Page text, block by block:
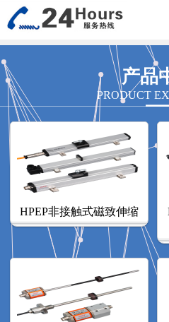
产品
PRODUCT
HPEP非接触式磁致伸缩